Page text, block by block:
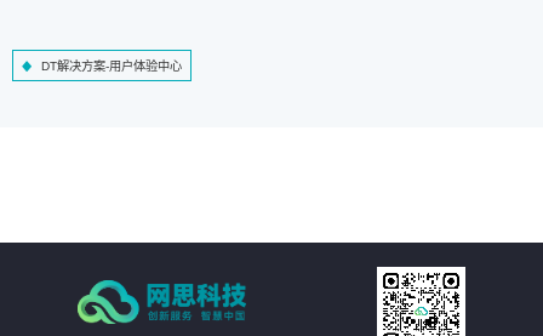
DT解决方案-用户体验中心